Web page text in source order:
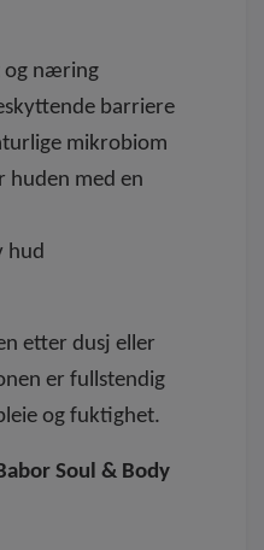
og næring
barriere
mikrobiom
huden med en
hud
etter dusj eller
er fullstendig
og fuktighet.
Soul & Body